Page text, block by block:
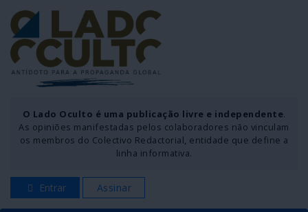
O Lado Oculto é uma publicação livre e independente.
As opiniões manifestadas pelos colaboradores não vinculam
os membros do Colectivo Redactorial, entidade que define a
linha informativa.
Entrar Assinar